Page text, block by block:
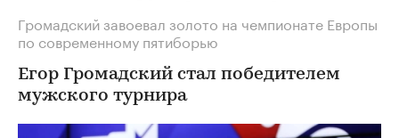
Громадский завоевал золото на чемпионате Европы
по современному пятиборью
Егор Громадский стал победителем
мужского турнира